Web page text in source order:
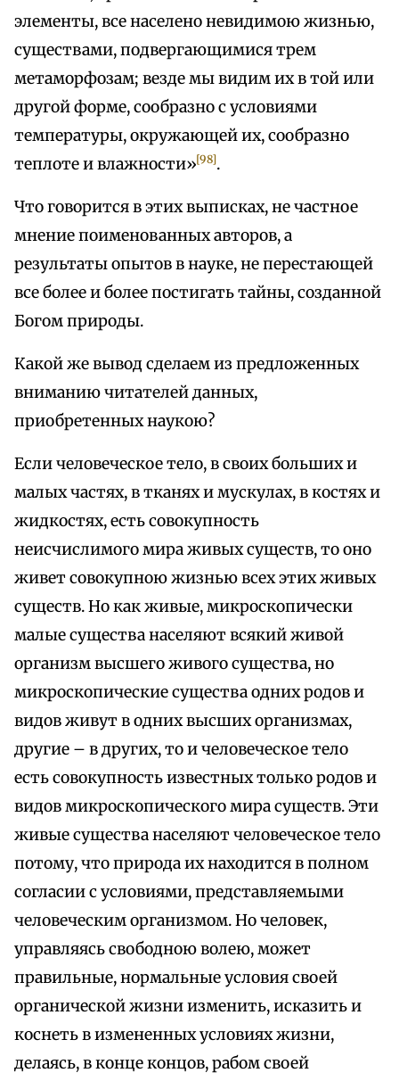
элементы, все населено невидимою жизнью,
существами, подвергающимися трем
метаморфозам; везде мы видим их в той или
другой форме, сообразно с условиями
температуры, окружающей их, сообразно
теплоте и влажности»[98].
Что говорится в этих выписках, не частное
мнение поименованных авторов, а
результаты опытов в науке, не перестающей
все более и более постигать тайны, созданной
Богом природы.
Какой же вывод сделаем из предложенных
вниманию читателей данных,
приобретенных наукою?
Если человеческое тело, в своих больших и
малых частях, в тканях и мускулах, в костях и
жидкостях, есть совокупность
неисчислимого мира живых существ, то оно
живет совокупною жизнью всех этих живых
существ. Но как живые, микроскопически
малые существа населяют всякий живой
организм высшего живого существа, но
микроскопические существа одних родов и
видов живут в одних высших организмах,
другие – в других, то и человеческое тело
есть совокупность известных только родов и
видов микроскопического мира существ. Эти
живые существа населяют человеческое тело
потому, что природа их находится в полном
согласии с условиями, представляемыми
человеческим организмом. Но человек,
управляясь свободною волею, может
правильные, нормальные условия своей
органической жизни изменить, исказить и
коснеть в измененных условиях жизни,
делаясь, в конце концов, рабом своей